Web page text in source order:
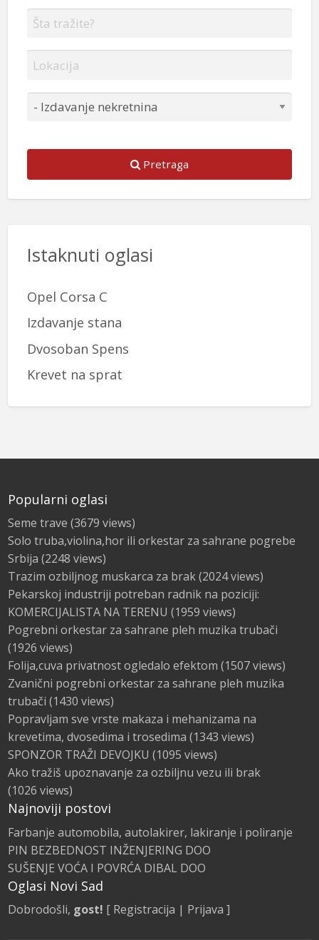
Pretraga
Istaknuti oglasi
Opel Corsa C
Izdavanje stana
Dvosoban Spens
Krevet na sprat
Popularni oglasi
Seme trave (3679 views)
Solo truba,violina,hor ili orkestar za sahrane pogrebe
Srbija (2248 views)
Trazim ozbiljnog muskarca za brak(2024 views)
Pekarskoj industriji potreban radnik na poziciji:
KOMERCIJALISTA NA TERENU (1959 views)
Pogrebni orkestar za sahrane pleh muzika trubači
(1926 views)
Folija,cuva privatnost ogledalo efektom (1507 views)
Zvanični pogrebni orkestar za sahrane pleh muzika
trubači (1430 views)
Popravljam sve vrste makaza i mehanizama na
krevetima, dvosedima i trosedima (1343 views)
SPONZOR TRAŽI DEVOJKU (1095 views)
Ako tražiš upoznavanje za ozbiljnu vezu ili brak
(1026 views)
Najnoviji postovi
Farbanje automobila, autolakirer, lakiranje i poliranje
PIN BEZBEDNOST INŽENJERING DOO
SUŠENJE VOĆA I POVRĆA DIBAL DOO
Oglasi Novi Sad
Dobrodošli, gost! [ Registracija | Prijava ]